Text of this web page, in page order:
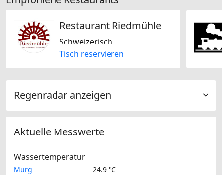
Restaurant Riedmühle
Schweizerisch
Tisch reservieren
Regenradar anzeigen
Aktuelle Messwerte
Wassertemperatur
Murg 24.9 °C